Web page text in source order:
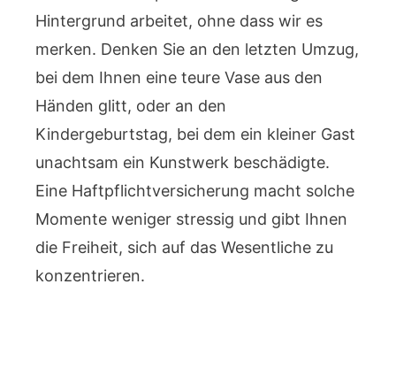
Hintergrund arbeitet, ohne dass wir es
merken. Denken Sie an den letzten Umzug,
bei dem Ihnen eine teure Vase aus den
Händen glitt, oder an den
Kindergeburtstag, bei dem ein kleiner Gast
unachtsam ein Kunstwerk beschädigte.
Eine Haftpflichtversicherung macht solche
Momente weniger stressig und gibt Ihnen
die Freiheit, sich auf das Wesentliche zu
konzentrieren.